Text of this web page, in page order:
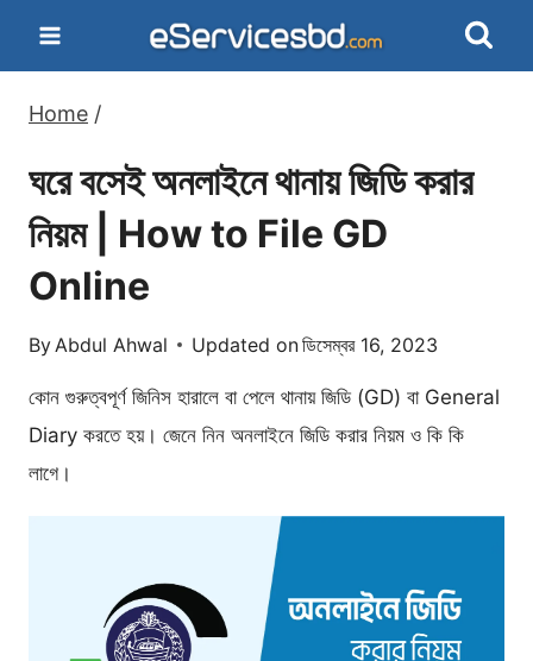
Skip
to
content
Home /
ঘরে বসেই অনলাইনে থানায় জিডি করার
নিয়ম | How to File GD
Online
ByAbdul Ahwal Updated onডিসেম্বর 16, 2023
কোন গুরুত্বপূর্ণ জিনিস হারালে বা পেলে থানায় জিডি (GD) বা General
Diary করতে হয়। জেনে নিন অনলাইনে জিডি করার নিয়ম ও কি কি
লাগে।